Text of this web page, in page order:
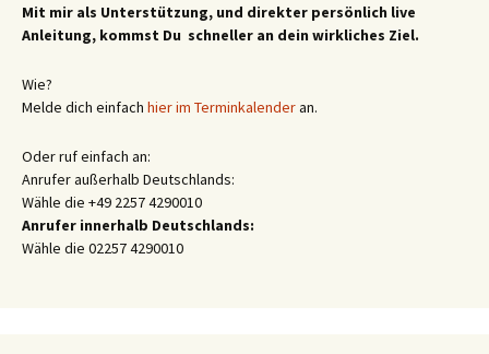
Mit mir als Unterstützung, und direkter persönlich live
Anleitung, kommst Du schneller an dein wirkliches Ziel.
Wie?
Melde dich einfach hier im Terminkalenderan.
Oder ruf einfach an:
Anrufer außerhalb Deutschlands:
Wähle die +49 2257 4290010
Anrufer innerhalb Deutschlands:
Wähle die 02257 4290010